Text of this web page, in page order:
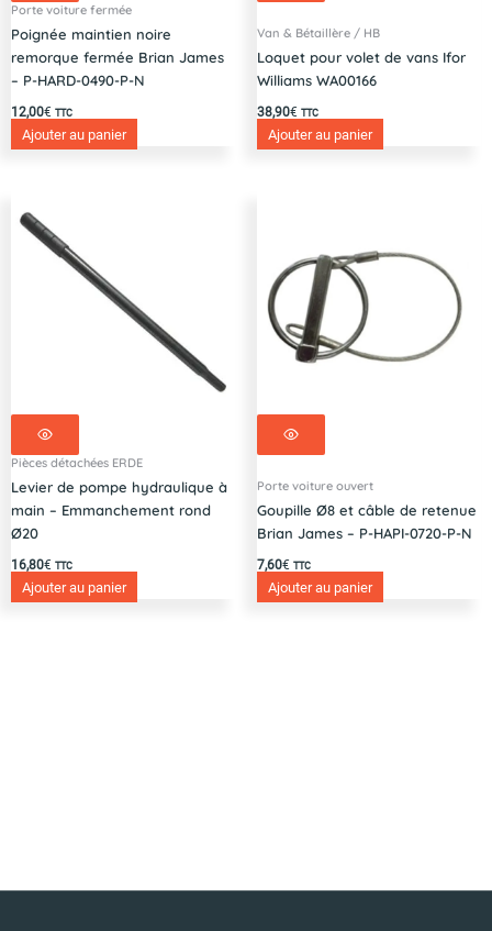
Porte voiture fermée
Poignée maintien noire
remorque fermée Brian James
– P-HARD-0490-P-N
12,00€ TTC
Ajouter au panier
Van & Bétaillère / HB
Loquet pour volet de vans Ifor
Williams WA00166
38,90€ TTC
Ajouter au panier
Pièces détachées ERDE
Levier de pompe hydraulique à
main – Emmanchement rond
Ø20
16,80€ TTC
Ajouter au panier
Porte voiture ouvert
Goupille Ø8 et câble de retenue
Brian James – P-HAPI-0720-P-N
7,60€ TTC
Ajouter au panier